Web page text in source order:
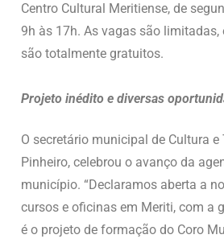
Centro Cultural Meritiense, de
9h às 17h. As vagas são limitadas,
são totalmente gratuitos.
Projeto inédito e diversas
O secretário municipal de Cultura
Pinheiro, celebrou o avanço da
município. “Declaramos aberta a
cursos e oficinas em Meriti, com a
é o projeto de formação do Coro